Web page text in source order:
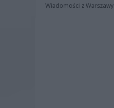
Wiadomości z Warszawy